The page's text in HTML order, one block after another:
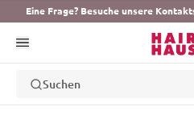
Eine Frage? Besuche unsere
Suchen